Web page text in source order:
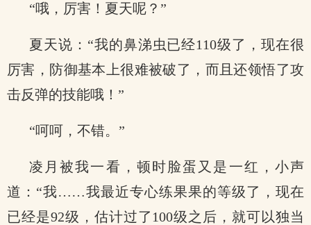
“哦，厉害！夏天呢？”
夏天说：“我的鼻涕虫已经110级了，现在很
厉害，防御基本上很难被破了，而且还领悟了攻
击反弹的技能哦！”
“呵呵，不错。”
凌月被我一看，顿时脸蛋又是一红，小声
道：“我……我最近专心练果果的等级了，现在
已经是92级，估计过了100级之后，就可以独当